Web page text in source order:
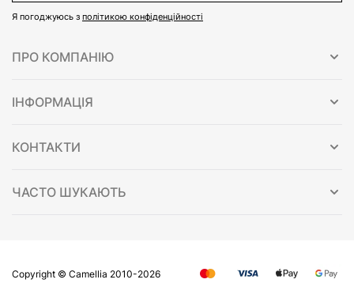
Я погоджуюсь з політикою конфіденційності
ПРО КОМПАНІЮ
ІНФОРМАЦІЯ
КОНТАКТИ
ЧАСТО ШУКАЮТЬ
Copyright © Сamellia 2010-2026